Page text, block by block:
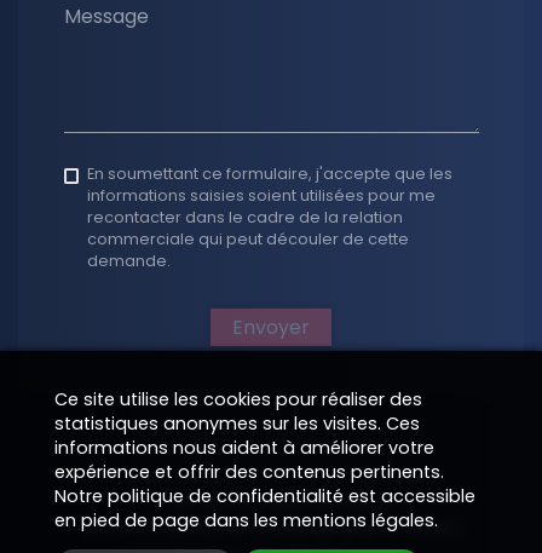
Message
En soumettant ce formulaire, j'accepte que les
informations saisies soient utilisées pour me
recontacter dans le cadre de la relation
commerciale qui peut découler de cette
demande.
Envoyer
Tous droits réservés 2026
—
Site web pensé et hébergé par EPIXELIC
Ce site utilise les cookies pour réaliser des
statistiques anonymes sur les visites. Ces
informations nous aident à améliorer votre
expérience et offrir des contenus pertinents.
Notre politique de confidentialité est accessible
en pied de page dans les mentions légales.